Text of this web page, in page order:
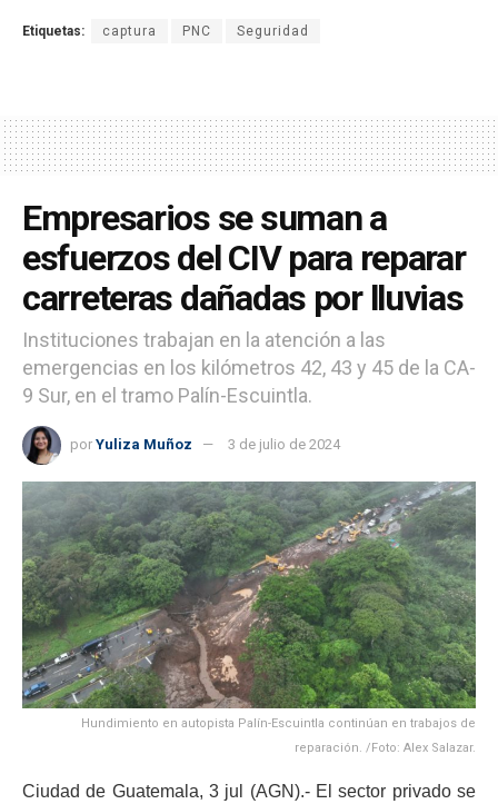
Etiquetas: captura PNC Seguridad
Empresarios se suman a
esfuerzos del CIV para reparar
carreteras dañadas por lluvias
Instituciones trabajan en la atención a las
emergencias en los kilómetros 42, 43 y 45 de la CA-
9 Sur, en el tramo Palín-Escuintla.
por Yuliza Muñoz 3 de julio de 2024
Hundimiento en autopista Palín-Escuintla continúan en trabajos de
reparación. /Foto: Alex Salazar.
Ciudad de Guatemala, 3 jul (AGN).- El sector privado se